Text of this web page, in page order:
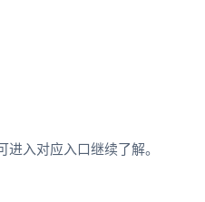
入对应入口继续了解。